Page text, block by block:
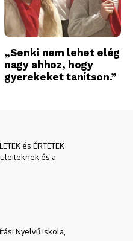
„Senki nem lehet elég
nagy ahhoz, hogy
gyerekeket tanítson.”
és ÉRTETEK
és a
Nyelvű Iskola,